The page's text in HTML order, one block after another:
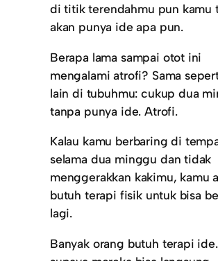
di titik terendahmu pun kamu
akan punya ide apa pun.
Berapa lama sampai otot ini
mengalami atrofi? Sama
lain di tubuhmu: cukup dua
tanpa punya ide. Atrofi.
Kalau kamu berbaring di
selama dua minggu dan tidak
menggerakkan kakimu, kamu
butuh terapi fisik untuk bisa
lagi.
Banyak orang butuh terapi